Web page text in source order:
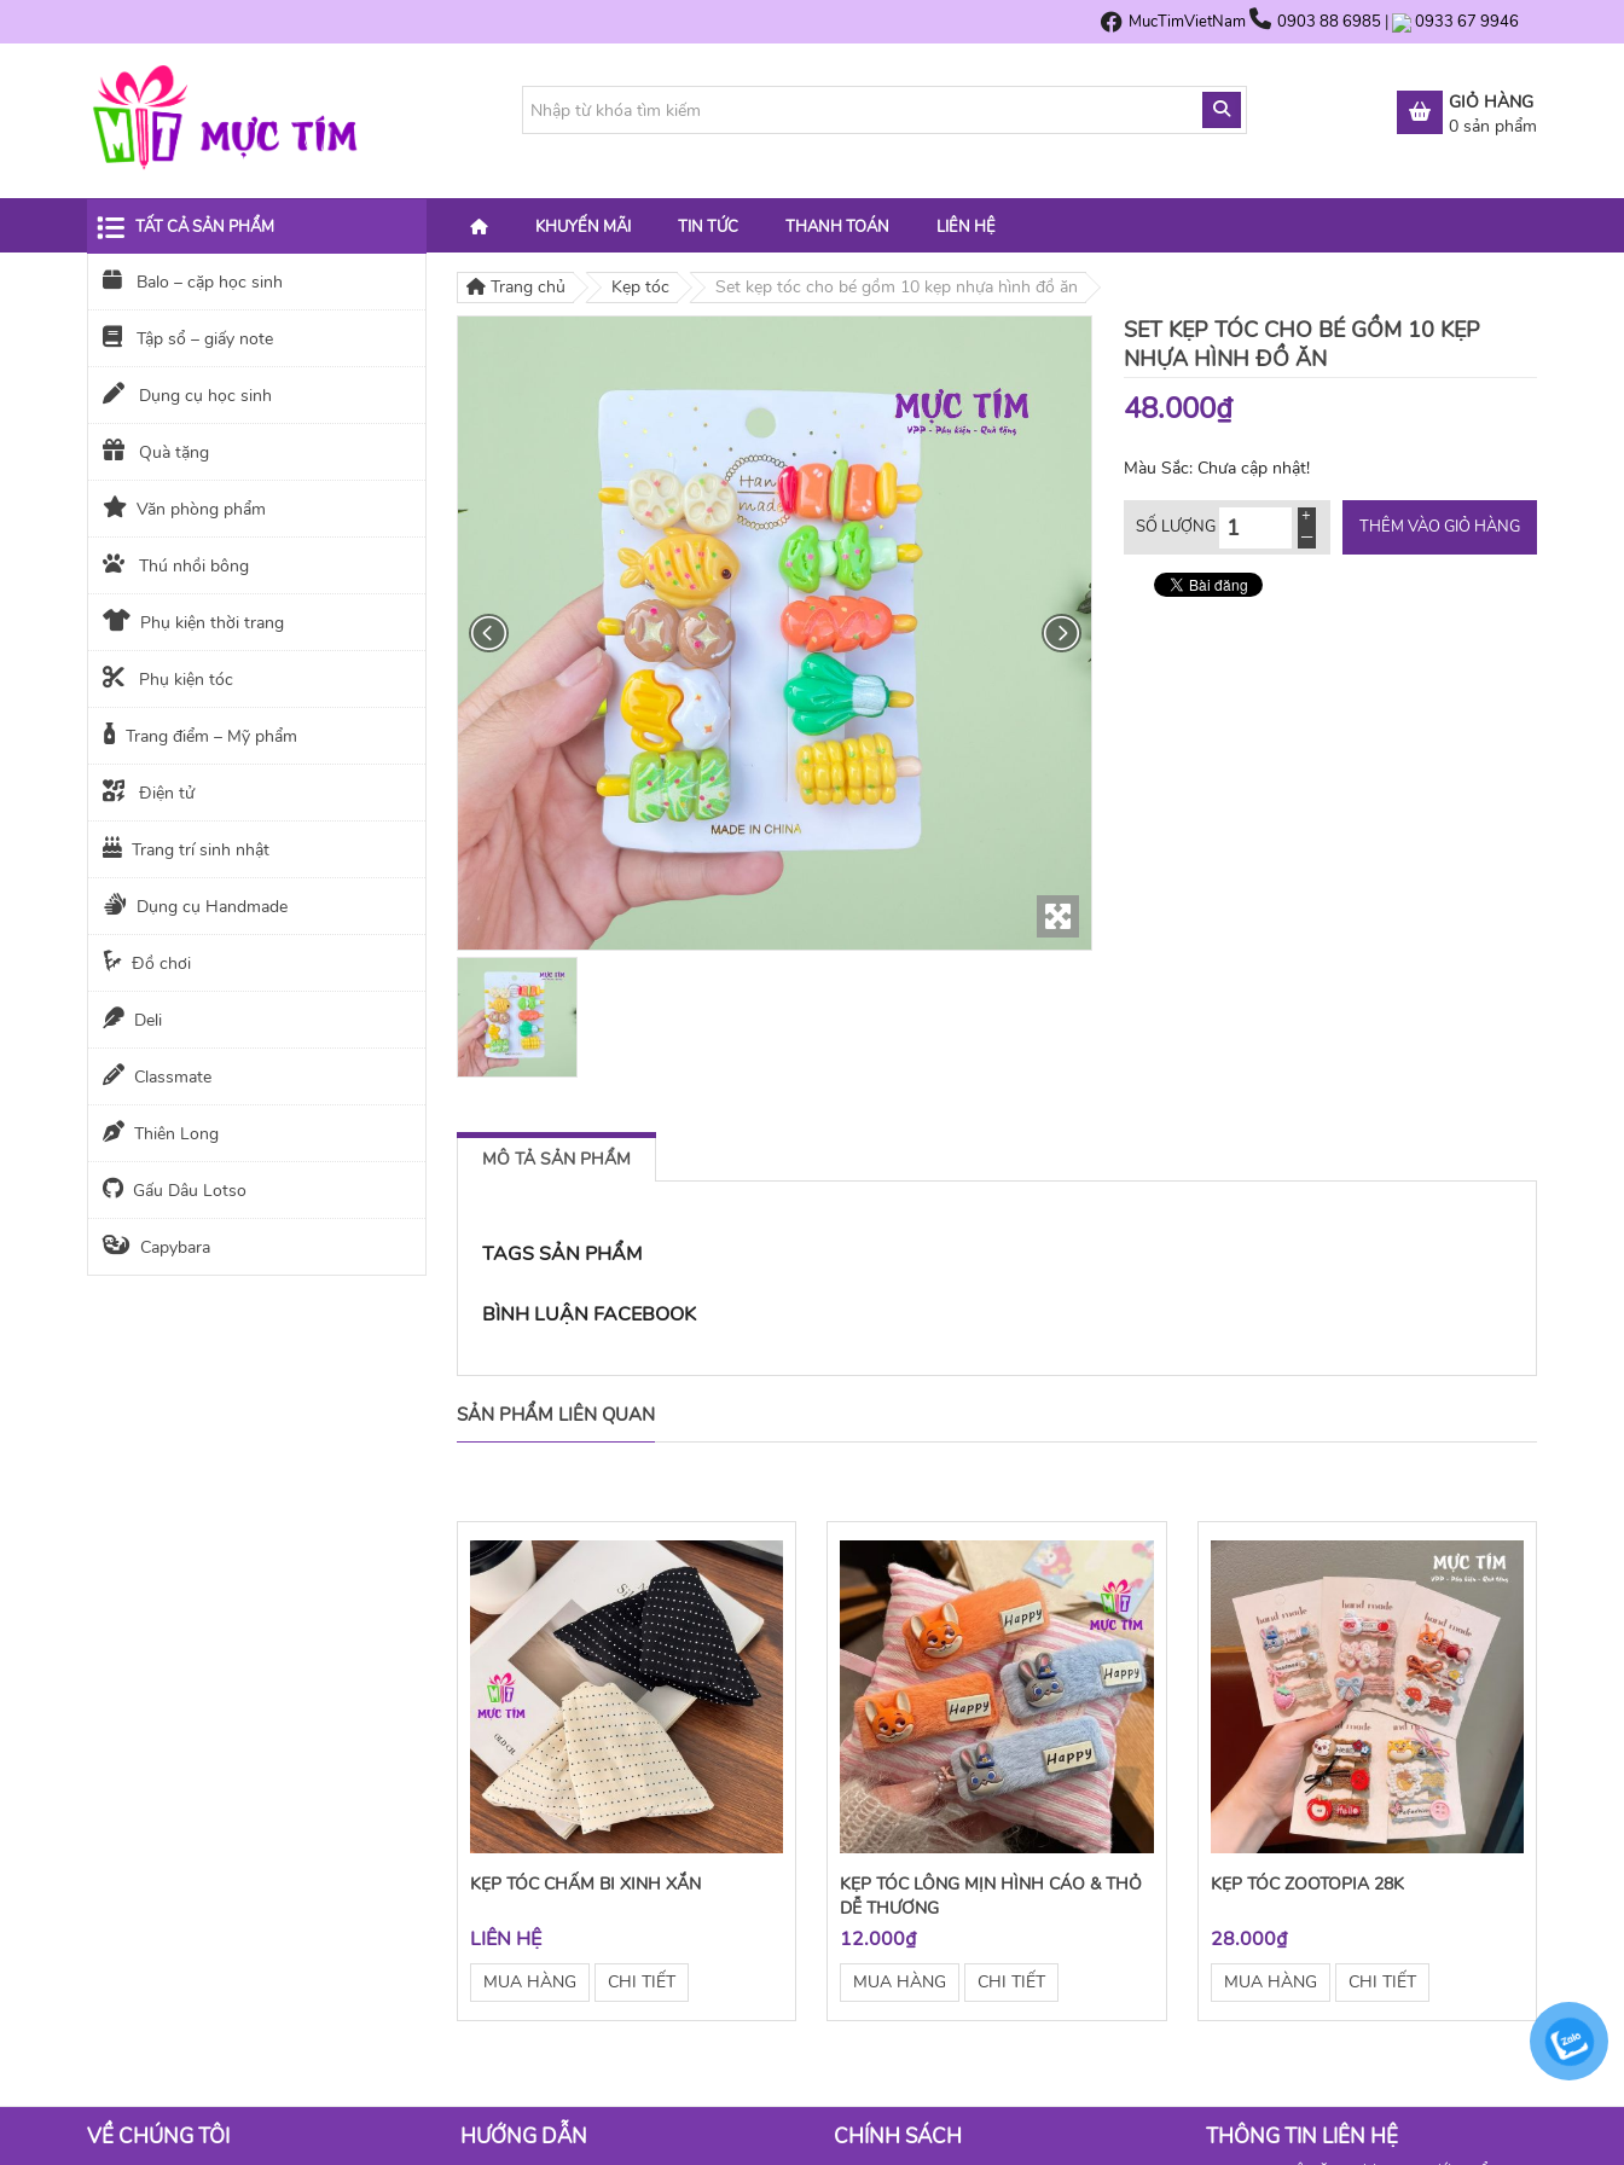
MucTimVietNam 0903 88 6985 | 0933 67 9946
GIỎ HÀNG
0 sản phẩm
KHUYẾN MÃI TIN TỨC THANH TOÁN LIÊN HỆ
Trang chủ Kẹp tóc Set kẹp tóc cho bé gồm 10 kẹp nhựa hình đồ ăn
SET KẸP TÓC CHO BÉ GỒM 10 KẸP
NHỰA HÌNH ĐỒ ĂN
48.000₫
Màu Sắc: Chưa cập nhật!
SỐ LƯỢNG THÊM VÀO GIỎ HÀNG
MÔ TẢ SẢN PHẨM
TAGS SẢN PHẨM
BÌNH LUẬN FACEBOOK
SẢN PHẨM LIÊN QUAN
KẸP TÓC CHẤM BI XINH XẮN
LIÊN HỆ
MUA HÀNG CHI TIẾT
KẸP TÓC LÔNG MỊN HÌNH CÁO & THỎ
DỄ THƯƠNG
12.000₫
MUA HÀNG CHI TIẾT
KẸP TÓC ZOOTOPIA 28K
28.000₫
MUA HÀNG CHI TIẾT
TẤT CẢ SẢN PHẨM
Balo – cặp học sinh
Tập sổ – giấy note
Dụng cụ học sinh
Quà tặng
Văn phòng phẩm
Thú nhồi bông
Phụ kiện thời trang
Phụ kiện tóc
Trang điểm – Mỹ phẩm
Điện tử
Trang trí sinh nhật
Dụng cụ Handmade
Đồ chơi
Deli
Classmate
Thiên Long
Gấu Dâu Lotso
Capybara
VỀ CHÚNG TÔI HƯỚNG DẪN CHÍNH SÁCH THÔNG TIN LIÊN HỆ